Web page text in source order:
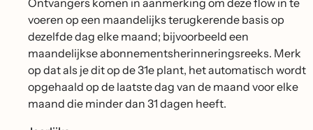
Ontvangers komen in aanmerking om deze flow in te
voeren op een maandelijks terugkerende basis op
dezelfde dag elke maand; bijvoorbeeld een
maandelijkse abonnementsherinneringsreeks. Merk
op dat als je dit op de 31e plant, het automatisch wordt
opgehaald op de laatste dag van de maand voor elke
maand die minder dan 31 dagen heeft.